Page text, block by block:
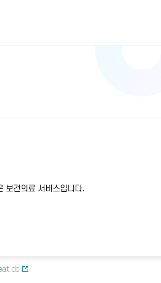
보건의료 서비스입니다.